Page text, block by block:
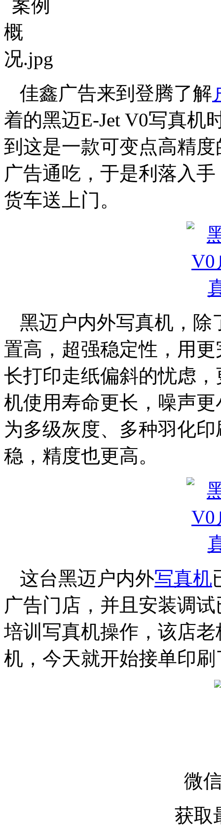
佳鑫广告来到登腾了解
着的黑迈E-Jet V0写真机
到这是一款可变点高精度
广告通吃，于是利落入
货车送上门。
黑迈户内外写真机，除
置高，超强稳定性，用
长打印走纸偏斜的忧虑
机使用寿命更长，噪声
为多级灰度、多种羽化
稳，精度也更高。
这台黑迈户内外写真机
广告门店，并且安装调
培训写真机操作，该店
机，今天就开始接单印刷
微
获取